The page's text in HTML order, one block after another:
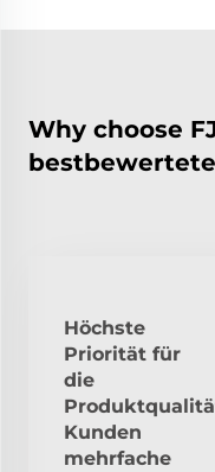
Why choose
Höchste
Priorität für
die
Kunden
mehrfache